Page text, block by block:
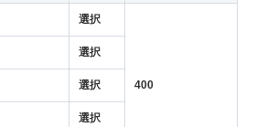
選択
400
選択
選択
選択